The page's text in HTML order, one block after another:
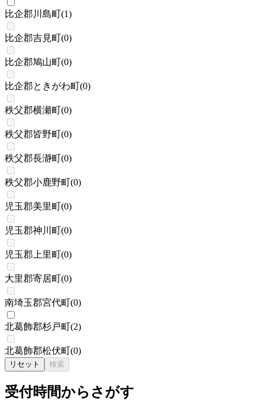
比企郡川島町(1)
比企郡吉見町(0)
比企郡鳩山町(0)
比企郡ときがわ町(0)
秩父郡横瀬町(0)
秩父郡皆野町(0)
秩父郡長瀞町(0)
秩父郡小鹿野町(0)
児玉郡美里町(0)
児玉郡神川町(0)
児玉郡上里町(0)
大里郡寄居町(0)
南埼玉郡宮代町(0)
北葛飾郡杉戸町(2)
北葛飾郡松伏町(0)
リセット 検索
受付時間からさがす